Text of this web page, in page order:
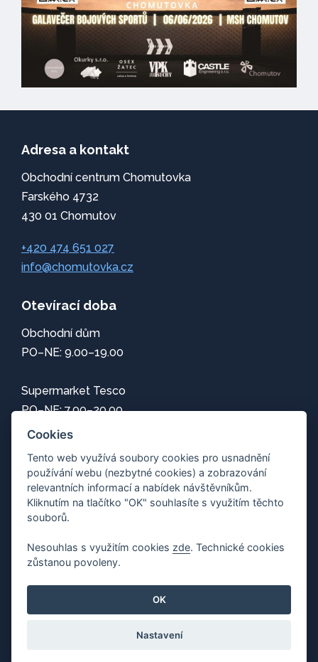
Adresa a kontakt
Obchodní centrum Chomutovka
Farského 4732
430 01 Chomutov
+420 474 651 027
info@chomutovka.cz
Otevírací doba
Obchodní dům
PO–NE: 9.00–19.00
Supermarket Tesco
PO–NE: 7.00–20.00
Jak se k nám dostanete
Mapa centra
Parkování
Ochrana osobních údajů
Upravit nastavení cookies
Cookies
Tento web využívá soubory cookies pro usnadnění
používání webu (nezbytné cookies) a zobrazování
relevantních informací a nabídek návštěvníkům.
Kliknutím na tlačítko "OK" souhlasíte s využitím těchto
souborů.
Nesouhlas s využitím cookies zde. Technické cookies
zůstanou povoleny.
OK
Nastavení